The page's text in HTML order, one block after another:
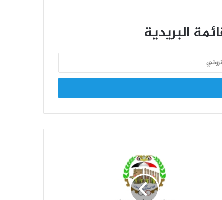
لموظفي الهيئة للعام 2026م
يزداد إثارة .. وفريق البيانات ينفرد بالصدارة
شعيب بمناسبة انتهاء خدمتها الوظيفية
العامة للتأمينات والمعاشات
هيئة التأمينات تصرف النصف الثاني من
البريدية